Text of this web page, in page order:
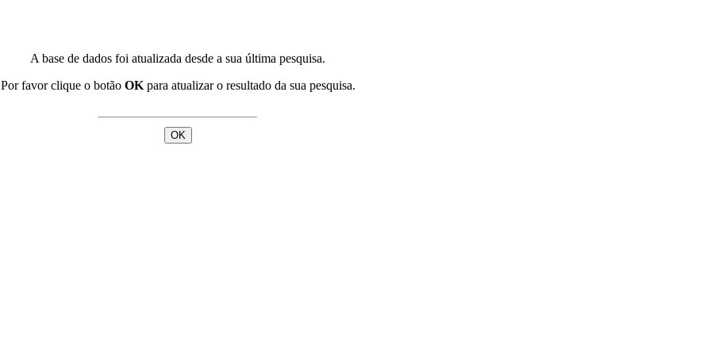
A base de dados foi atualizada desde a sua última pesquisa.
Por favor clique o botão OKpara atualizar o resultado da sua pesquisa.